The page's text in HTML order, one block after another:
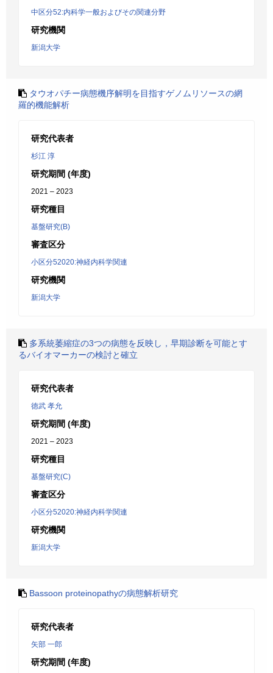
中区分52:内科学一般およびその関連分野
研究機関
新潟大学
タウオパチー病態機序解明を目指すゲノムリソースの網
羅的機能解析
研究代表者
杉江 淳
研究期間 (年度)
2021 – 2023
研究種目
基盤研究(B)
審査区分
小区分52020:神経内科学関連
研究機関
新潟大学
多系統萎縮症の3つの病態を反映し，早期診断を可能とす
るバイオマーカーの検討と確立
研究代表者
徳武 孝允
研究期間 (年度)
2021 – 2023
研究種目
基盤研究(C)
審査区分
小区分52020:神経内科学関連
研究機関
新潟大学
Bassoon proteinopathyの病態解析研究
研究代表者
矢部 一郎
研究期間 (年度)